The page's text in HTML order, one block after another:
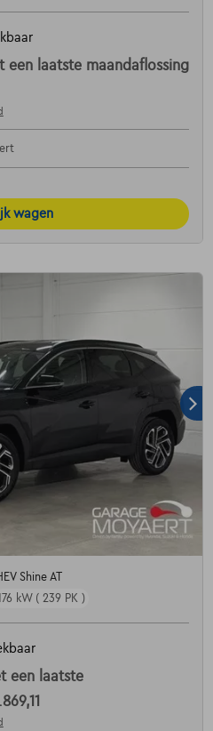
een laatste maandaflossing
wagen
Shine AT
kW ( 239 PK )
een laatste